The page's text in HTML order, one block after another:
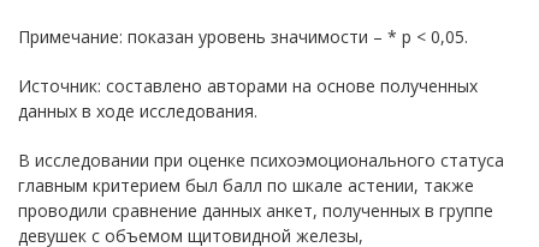
Примечание: показан уровень значимости – * р < 0,05.
Источник: составлено авторами на основе полученных
данных в ходе исследования.
В исследовании при оценке психоэмоционального статуса
главным критерием был балл по шкале астении, также
проводили сравнение данных анкет, полученных в группе
девушек с объемом щитовидной железы,